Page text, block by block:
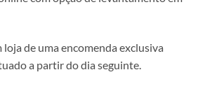
de uma encomenda exclusiva
a partir do dia seguinte.